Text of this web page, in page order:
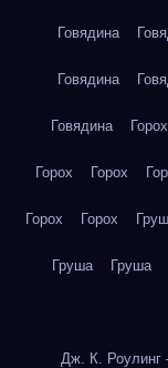
Говядина
Говядина
Говядина Горох
Горох Горох
Горох Горох
Груша Груша
Дж. К. Роулинг